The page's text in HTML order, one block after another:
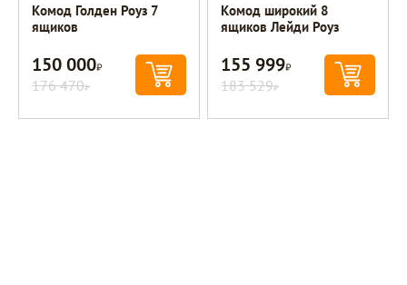
Комод Голден Роуз 7
ящиков
150 000Р
176 470Р
Комод широкий 8
ящиков Лейди Роуз
155 999Р
183 529Р